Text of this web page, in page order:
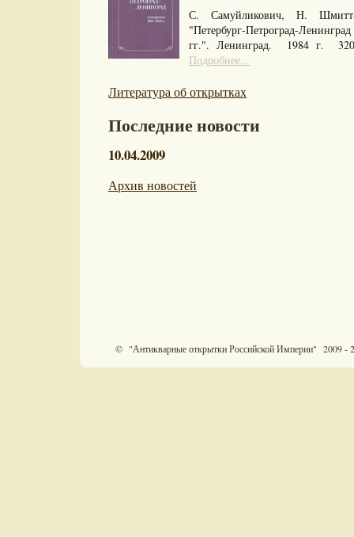
С. Самуйликович, Н.
"Петербург-Петроград-
гг.". Ленинград. 1984 г.
Подробнее...
Литература об открытках
Последние новости
10.04.2009
Архив новостей
© "Антикварные открытки Российской Империи" 2009 -